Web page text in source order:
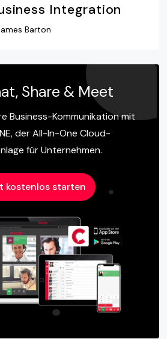
Integration
Barton
Share & Meet
Business-Kommunikation mit
der All-In-One Cloud-
für Unternehmen.
kostenlos starten